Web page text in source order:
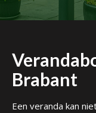
Brabant
Een veranda kan